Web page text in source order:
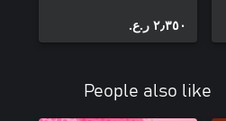
٢٫٣٥٠ ر.ع.‏
People also like